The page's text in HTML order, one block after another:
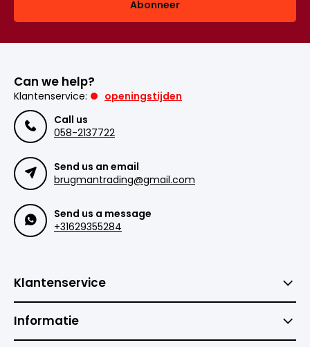
Abonneer
Can we help?
Klantenservice:
openingstijden
Call us
058-2137722
Send us an email
brugmantrading@gmail.com
Send us a message
+31629355284
Klantenservice
Informatie